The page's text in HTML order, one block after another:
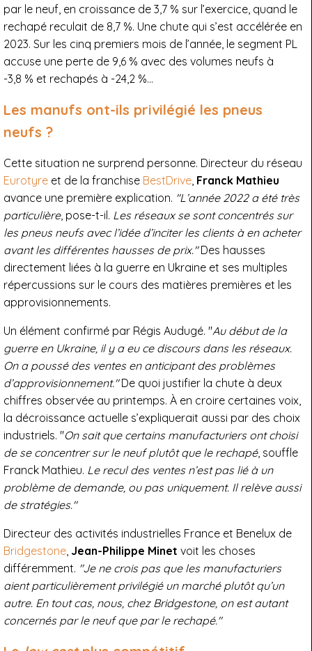
par le neuf, en croissance de 3,7 % sur l’exercice, quand le
rechapé reculait de 8,7 %. Une chute qui s’est accélérée en
2023. Sur les cinq premiers mois de l’année, le segment PL
accuse une perte de 9,6 % avec des volumes neufs à
-3,8 % et rechapés à -24,2 %…
Les manufs ont-ils privilégié les pneus
neufs ?
Cette situation ne surprend personne. Directeur du réseau
Eurotyre et de la franchise BestDrive, Franck Mathieu
avance une première explication. "L’année 2022 a été très
particulière, pose-t-il. Les réseaux se sont concentrés sur
les pneus neufs avec l’idée d’inciter les clients à en acheter
avant les différentes hausses de prix."Des hausses
directement liées à la guerre en Ukraine et ses multiples
répercussions sur le cours des matières premières et les
approvisionnements.
Un élément confirmé par Régis Audugé. "Au début de la
guerre en Ukraine, il y a eu ce discours dans les réseaux.
On a poussé des ventes en anticipant des problèmes
d’approvisionnement."De quoi justifier la chute à deux
chiffres observée au printemps. À en croire certaines voix,
la décroissance actuelle s’expliquerait aussi par des choix
industriels. "On sait que certains manufacturiers ont choisi
de se concentrer sur le neuf plutôt que le rechapé, souffle
Franck Mathieu. Le recul des ventes n’est pas lié à un
problème de demande, ou pas uniquement. Il relève aussi
de stratégies."
Directeur des activités industrielles France et Benelux de
Bridgestone, Jean-Philippe Minet voit les choses
différemment. "Je ne crois pas que les manufacturiers
aient particulièrement privilégié un marché plutôt qu’un
autre. En tout cas, nous, chez Bridgestone, on est autant
concernés par le neuf que par le rechapé."